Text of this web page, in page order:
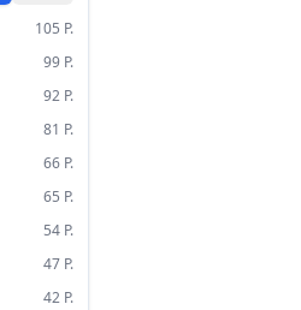
105 P.
99 P.
92 P.
81 P.
66 P.
65 P.
54 P.
47 P.
42 P.